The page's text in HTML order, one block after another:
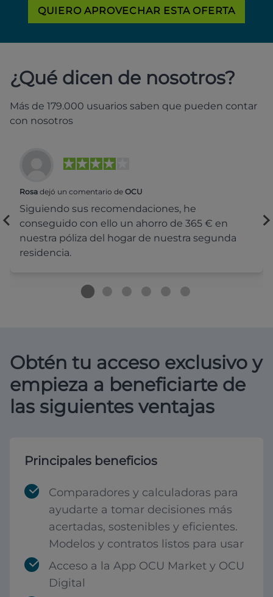
QUIERO APROVECHAR ESTA OFERTA
¿Qué dicen de nosotros?
Más de 179.000 usuarios saben que pueden contar
con nosotros
Rosa dejó un comentario de OCU
Siguiendo sus recomendaciones, he
conseguido con ello un ahorro de 365 € en
nuestra póliza del hogar de nuestra segunda
residencia.
Obtén tu acceso exclusivo y
empieza a beneficiarte de
las siguientes ventajas
Principales beneficios
Comparadores y calculadoras para
ayudarte a tomar decisiones más
acertadas, sostenibles y eficientes.
Modelos y contratos listos para usar
Acceso a la App OCU Market y OCU
Digital